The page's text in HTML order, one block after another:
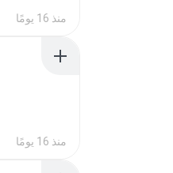
منذ 16 يومًا
منذ 16 يومًا